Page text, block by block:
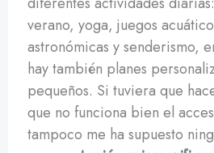
verano, yoga, juegos
astronómicas y senderismo,
hay también planes
pequeños. Si tuviera que
que no funciona bien el
tampoco me ha supuesto